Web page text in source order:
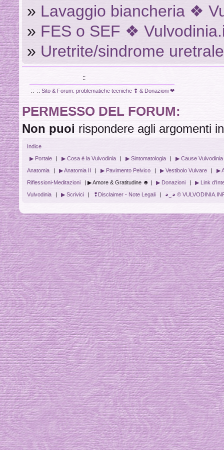
» Lavaggio biancheria ❖
» FES o SEF ❖
» Uretrite/sindrome
::
:: ::Sito & Forum: problematiche tecniche ❢ & Donazioni ❤
PERMESSO DEL FORUM:
Non puoi rispondere agli argomenti
Indice
▶ Portale
| ▶ Cosa è la Vulvodinia | ▶ Sintomatologia |
▶ Cause Vulvodinia
Anatomia
| ▶ Anatomia II | ▶ Pavimento Pelvico | ▶ Vestibolo Vulvare |
▶
Riflessioni-Meditazioni
| ▶ Amore & Gratitudine ☻ | ▶ Donazioni |
▶ Link
Vulvodinia
| ▶ Scrivici | ❢Disclaimer - Note Legali | ◕‿◕ ©